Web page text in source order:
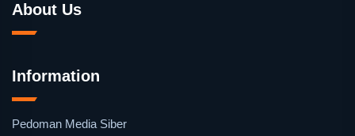
About Us
Information
Pedoman Media Siber